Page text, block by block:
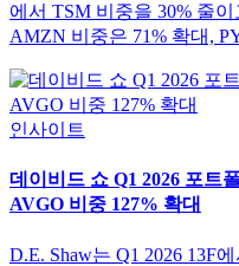
에서 TSM 비중을 30% 줄
AMZN 비중은 71% 확대,
인사이트
데이비드 쇼 Q1 2026 포트
AVGO 비중 127% 확대
D.E. Shaw는 Q1 2026 13F